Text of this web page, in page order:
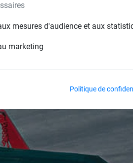
mesures d'audience et aux
marketing
Politique de
Bâches de benne perméable